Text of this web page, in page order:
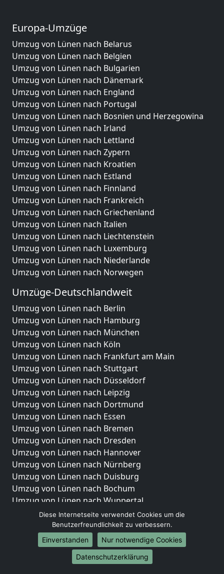
Europa-Umzüge
Umzug von Lünen nach Belarus
Umzug von Lünen nach Belgien
Umzug von Lünen nach Bulgarien
Umzug von Lünen nach Dänemark
Umzug von Lünen nach England
Umzug von Lünen nach Portugal
Umzug von Lünen nach Bosnien und Herzegowina
Umzug von Lünen nach Irland
Umzug von Lünen nach Lettland
Umzug von Lünen nach Zypern
Umzug von Lünen nach Kroatien
Umzug von Lünen nach Estland
Umzug von Lünen nach Finnland
Umzug von Lünen nach Frankreich
Umzug von Lünen nach Griechenland
Umzug von Lünen nach Italien
Umzug von Lünen nach Liechtenstein
Umzug von Lünen nach Luxemburg
Umzug von Lünen nach Niederlande
Umzug von Lünen nach Norwegen
Umzüge-Deutschlandweit
Umzug von Lünen nach Berlin
Umzug von Lünen nach Hamburg
Umzug von Lünen nach München
Umzug von Lünen nach Köln
Umzug von Lünen nach Frankfurt am Main
Umzug von Lünen nach Stuttgart
Umzug von Lünen nach Düsseldorf
Umzug von Lünen nach Leipzig
Umzug von Lünen nach Dortmund
Umzug von Lünen nach Essen
Umzug von Lünen nach Bremen
Umzug von Lünen nach Dresden
Umzug von Lünen nach Hannover
Umzug von Lünen nach Nürnberg
Umzug von Lünen nach Duisburg
Umzug von Lünen nach Bochum
Umzug von Lünen nach Wuppertal
Umzug von Lünen nach Bielefeld
Umzug von Lünen nach Bonn
Umzug von Lünen nach Münster
Internationale-Umzüge
Diese Internetseite verwendet Cookies um die
Benutzerfreundlichkeit zu verbessern.
Einverstanden
Nur notwendige Cookies
Datenschutzerklärung